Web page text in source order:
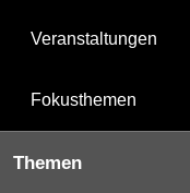
Veranstaltungen
Fokusthemen
Themen